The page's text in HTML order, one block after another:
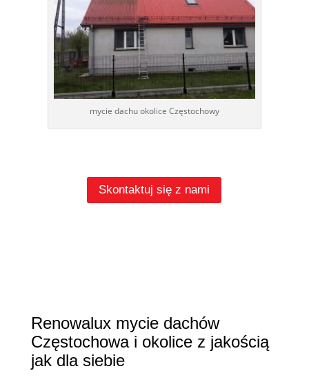
mycie dachu okolice Częstochowy
Skontaktuj się z nami
Renowalux mycie dachów
Częstochowa i okolice z jakością
jak dla siebie